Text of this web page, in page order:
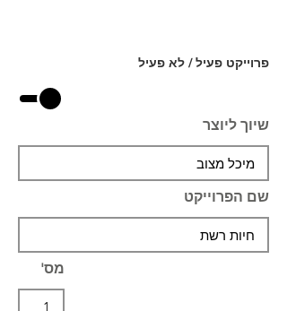
פרוייקט פעיל / לא פעיל
שיוך ליוצר
שם הפרוייקט
מס'